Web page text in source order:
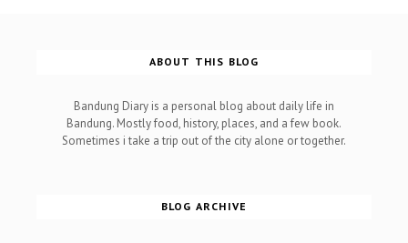
ABOUT THIS BLOG
Bandung Diary is a personal blog about daily life in
Bandung. Mostly food, history, places, and a few book.
Sometimes i take a trip out of the city alone or together.
BLOG ARCHIVE